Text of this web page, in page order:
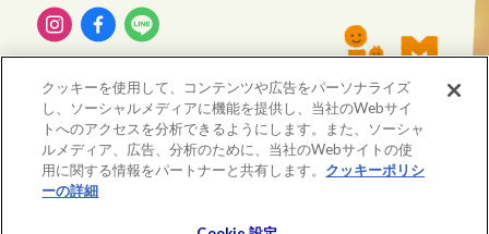
※重要※ 価格改定のお知らせ
リヴ動物病院は、
VCA Japan
のグループ病院です。
クッキーを使用して、コンテンツや広告をパーソナライズ
し、ソーシャルメディアに機能を提供し、当社のWebサイ
トへのアクセスを分析できるようにします。また、ソーシャ
ルメディア、広告、分析のために、当社のWebサイトの使
用に関する情報をパートナーと共有します。 クッキーポリシ
ーの詳細